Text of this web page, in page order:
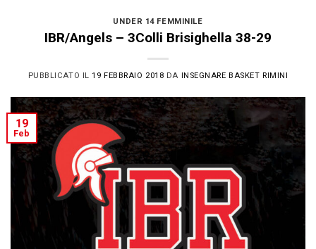
UNDER 14 FEMMINILE
IBR/Angels – 3Colli Brisighella 38-29
PUBBLICATO IL19 FEBBRAIO 2018 DA INSEGNARE BASKET RIMINI
19
Feb